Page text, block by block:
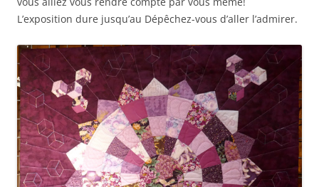
L’exposition dure jusqu’au Dépêchez-vous d’aller l’admirer.